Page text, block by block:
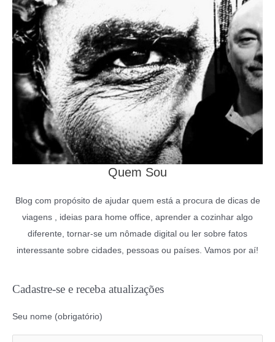
Quem Sou
Blog com propósito de ajudar quem está a procura de dicas de
viagens , ideias para home office, aprender a cozinhar algo
diferente, tornar-se um nômade digital ou ler sobre fatos
interessante sobre cidades, pessoas ou países. Vamos por aí!
Cadastre-se e receba atualizações
Seu nome (obrigatório)